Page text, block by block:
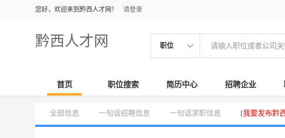
您好，欢迎来到黔西人才网！ 请登录
黔西人才网 职位
首页 职位搜索 简历中心 招聘企业
全部信息 一句话招聘信息 一句话求职信息 [我要发布黔